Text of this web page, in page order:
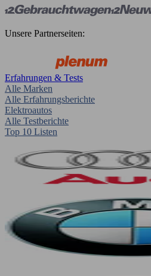
Unsere Partnerseiten:
Erfahrungen & Tests
Alle Marken
Alle Erfahrungsberichte
Elektroautos
Alle Testberichte
Top 10 Listen